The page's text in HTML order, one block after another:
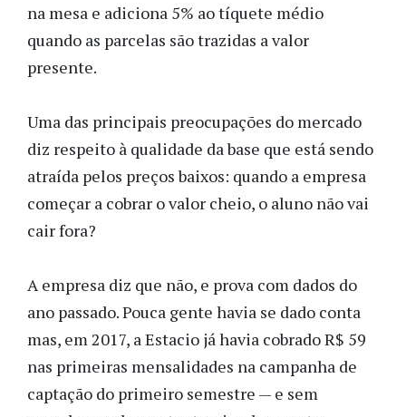
na mesa e adiciona 5% ao tíquete médio
quando as parcelas são trazidas a valor
presente.
Uma das principais preocupações do mercado
diz respeito à qualidade da base que está sendo
atraída pelos preços baixos: quando a empresa
começar a cobrar o valor cheio, o aluno não vai
cair fora?
A empresa diz que não, e prova com dados do
ano passado. Pouca gente havia se dado conta
mas, em 2017, a Estacio já havia cobrado R$ 59
nas primeiras mensalidades na campanha de
captação do primeiro semestre — e sem